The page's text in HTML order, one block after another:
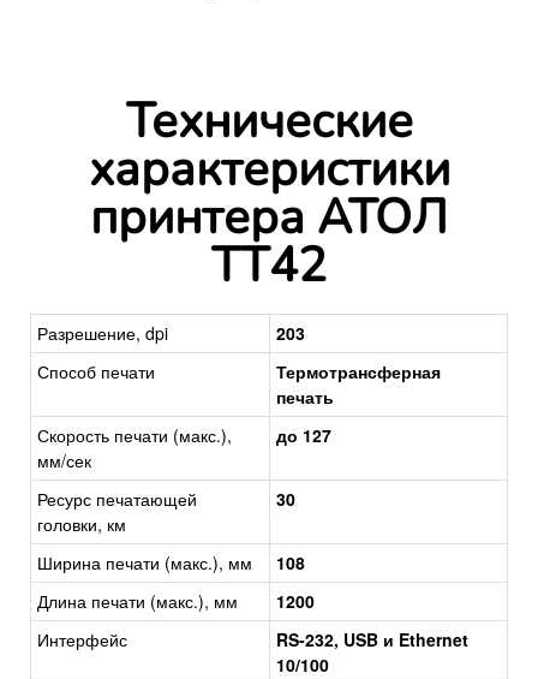
Технические
характеристики
принтера АТОЛ
TT42
Разрешение, dpi
203
Способ печати
Термотрансферная
печать
Скорость печати (макс.),
мм/сек
до 127
Ресурс печатающей
головки, км
30
Ширина печати (макс.), мм
108
Длина печати (макс.), мм
1200
Интерфейс
RS-232, USB и Ethernet
10/100